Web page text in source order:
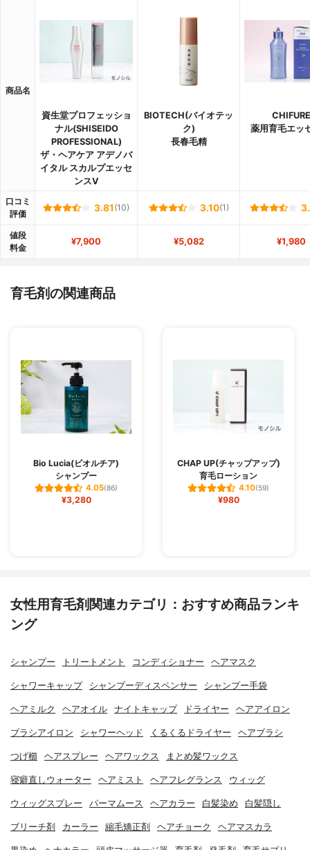
商品名
資生堂プロフェッショ
ナル(SHISEIDO
PROFESSIONAL)
ザ・ヘアケア アデノバ
イタル スカルプエッセ
ンスV
BIOTECH(バイオテッ
ク)
長春毛精
CHIFURE
薬用育毛エッ
口コミ
評価
3.81 (10) 3.10(1)
値段
料金
¥7,900 ¥5,082 ¥1,980
育毛剤の関連商品
Bio Lucia(ビオルチア)
シャンプー
4.05(86)
¥3,280
CHAP UP(チャップアップ)
育毛ローション
4.10(59)
¥980
女性用育毛剤関連カテゴリ：おすすめ商品ランキ
ング
シャンプー トリートメント コンディショナー ヘアマスク
シャワーキャップ シャンプーディスペンサー シャンプー手袋
ヘアミルク ヘアオイル ナイトキャップ ドライヤー ヘアアイロン
ブラシアイロン シャワーヘッド くるくるドライヤー ヘアブラシ
つげ櫛 ヘアスプレー ヘアワックス まとめ髪ワックス
寝癖直しウォーター ヘアミスト ヘアフレグランス ウィッグ
ウィッグスプレー パーマムース ヘアカラー 白髪染め 白髪隠し
ブリーチ剤 カーラー 縮毛矯正剤 ヘアチョーク ヘアマスカラ